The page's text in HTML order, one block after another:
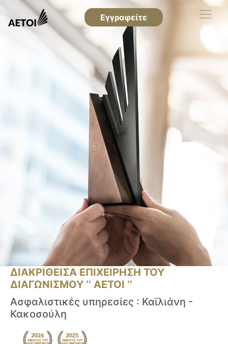
Εγγραφείτε
ΔΙΑΚΡΙΘΕΙΣΑ ΕΠΙΧΕΙΡΗΣΗ ΤΟΥ
ΔΙΑΓΩΝΙΣΜΟΥ ‘’ ΑΕΤΟΙ ‘’
Ασφαλιστικές υπηρεσίες : Καϊλιάνη -
Κακοσούλη